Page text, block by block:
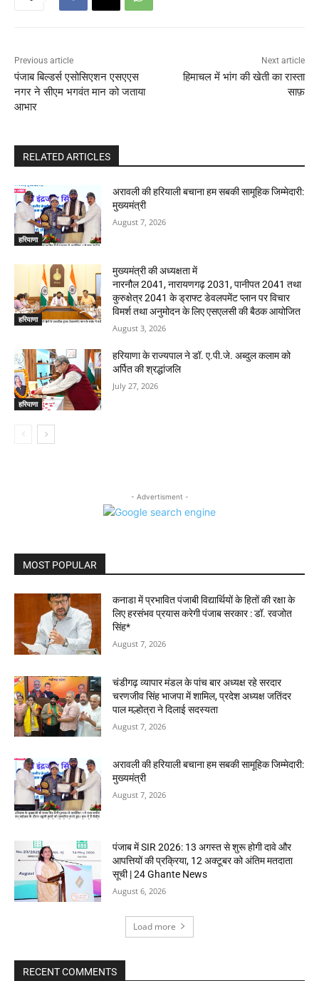
Previous article
पंजाब बिल्डर्स एसोसिएशन एसएएस
नगर ने सीएम भगवंत मान को जताया
आभार
Next article
हिमाचल में भांग की खेती का रास्ता
साफ़
RELATED ARTICLES
हरियाणा
अरावली की हरियाली बचाना हम सबकी सामूहिक जिम्मेदारी:
मुख्यमंत्री
August 7, 2026
हरियाणा
मुख्यमंत्री की अध्यक्षता में
नारनौल 2041, नारायणगढ़ 2031, पानीपत 2041 तथा
कुरुक्षेत्र 2041 के ड्राफ्ट डेवलपमेंट प्लान पर विचार
विमर्श तथा अनुमोदन के लिए एसएलसी की बैठक आयोजित
August 3, 2026
हरियाणा
हरियाणा के राज्यपाल ने डॉ. ए.पी.जे. अब्दुल कलाम को
अर्पित की श्रद्धांजलि
July 27, 2026
- Advertisment -
MOST POPULAR
कनाडा में प्रभावित पंजाबी विद्यार्थियों के हितों की रक्षा के
लिए हरसंभव प्रयास करेगी पंजाब सरकार : डॉ. रवजोत
सिंह*
August 7, 2026
चंडीगढ़ व्यापार मंडल के पांच बार अध्यक्ष रहे सरदार
चरणजीव सिंह भाजपा में शामिल, प्रदेश अध्यक्ष जतिंदर
पाल मल्होत्रा ने दिलाई सदस्यता
August 7, 2026
अरावली की हरियाली बचाना हम सबकी सामूहिक जिम्मेदारी:
मुख्यमंत्री
August 7, 2026
पंजाब में SIR 2026: 13 अगस्त से शुरू होगी दावे और
आपत्तियों की प्रक्रिया, 12 अक्टूबर को अंतिम मतदाता
सूची | 24 Ghante News
August 6, 2026
Load more
RECENT COMMENTS